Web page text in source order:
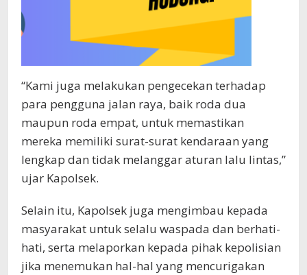
“Kami juga melakukan pengecekan terhadap
para pengguna jalan raya, baik roda dua
maupun roda empat, untuk memastikan
mereka memiliki surat-surat kendaraan yang
lengkap dan tidak melanggar aturan lalu lintas,”
ujar Kapolsek.
Selain itu, Kapolsek juga mengimbau kepada
masyarakat untuk selalu waspada dan berhati-
hati, serta melaporkan kepada pihak kepolisian
jika menemukan hal-hal yang mencurigakan